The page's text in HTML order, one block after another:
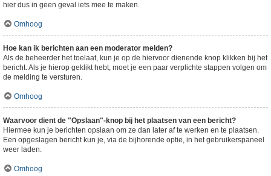
hier dus in geen geval iets mee te maken.
Omhoog
Hoe kan ik berichten aan een moderator melden?
Als de beheerder het toelaat, kun je op de hiervoor dienende knop klikken bij het
bericht. Als je hierop geklikt hebt, moet je een paar verplichte stappen volgen om
de melding te versturen.
Omhoog
Waarvoor dient de "Opslaan"-knop bij het plaatsen van een bericht?
Hiermee kun je berichten opslaan om ze dan later af te werken en te plaatsen.
Een opgeslagen bericht kun je, via de bijhorende optie, in het gebruikerspaneel
weer laden.
Omhoog